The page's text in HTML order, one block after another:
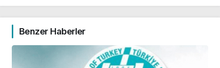
Benzer Haberler